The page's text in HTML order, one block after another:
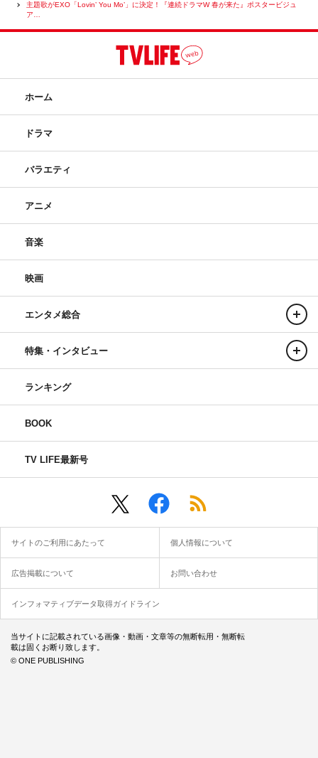
主題歌がEXO「Lovin’ You Mo’」に決定！『連続ドラマW 春が来た』ポスタービジュ
ア…
ホーム
ドラマ
バラエティ
アニメ
音楽
映画
エンタメ総合
特集・インタビュー
ランキング
BOOK
TV LIFE最新号
サイトのご利用にあたって 個人情報について
広告掲載について お問い合わせ
インフォマティブデータ取得ガイドライン
当サイトに記載されている画像・動画・文章等の無断転用・無断転
載は固くお断り致します。
© ONE PUBLISHING